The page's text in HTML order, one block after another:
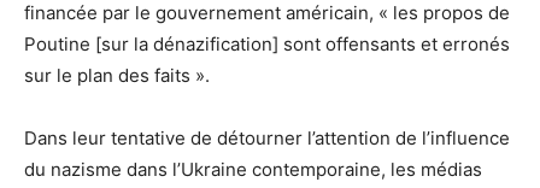
financée par le gouvernement américain, « les propos de
Poutine [sur la dénazification] sont offensants et erronés
sur le plan des faits ».
Dans leur tentative de détourner l’attention de l’influence
du nazisme dans l’Ukraine contemporaine, les médias